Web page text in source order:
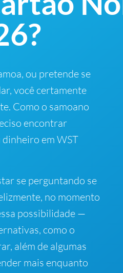
ou pretende se
você certamente
Como o samoano
encontrar
dinheiro em WST
se perguntando se
no momento
possibilidade —
como o
além de algumas
mais enquanto